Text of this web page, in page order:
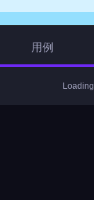
用例